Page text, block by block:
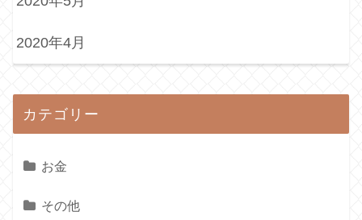
2020年4月
カテゴリー
お金
その他